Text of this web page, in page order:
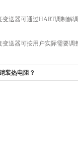
器可通过HART调制解调
器可按用户实际需要调
装热电阻？